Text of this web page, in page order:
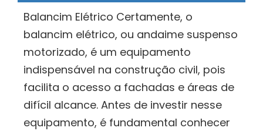
Balancim Elétrico Certamente, o
balancim elétrico, ou andaime suspenso
motorizado, é um equipamento
indispensável na construção civil, pois
facilita o acesso a fachadas e áreas de
difícil alcance. Antes de investir nesse
equipamento, é fundamental conhecer